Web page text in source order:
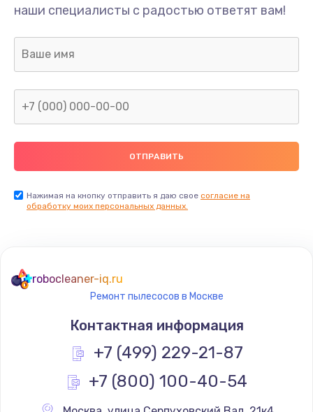
наши специалисты с радостью ответят вам!
Нажимая на кнопку отправить я даю свое согласие на
обработку моих персональных данных.
robocleaner-iq.ru
Ремонт пылесосов в Москве
Контактная информация
+7 (499) 229-21-87
+7 (800) 100-40-54